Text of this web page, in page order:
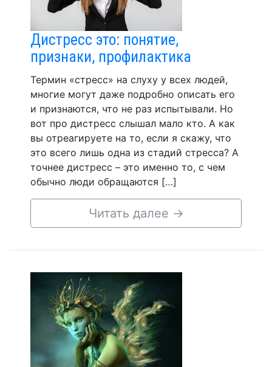
Дистресс это: понятие,
признаки, профилактика
Термин «стресс» на слуху у всех людей,
многие могут даже подробно описать его
и признаются, что не раз испытывали. Но
вот про дистресс слышал мало кто. А как
вы отреагируете на то, если я скажу, что
это всего лишь одна из стадий стресса? А
точнее дистресс – это именно то, с чем
обычно люди обращаются […]
Читать далее →